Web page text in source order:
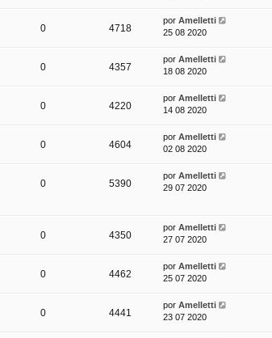
0 4718
por Amelletti
25 08 2020
0 4357
por Amelletti
18 08 2020
0 4220
por Amelletti
14 08 2020
0 4604
por Amelletti
02 08 2020
0 5390
por Amelletti
29 07 2020
0 4350
por Amelletti
27 07 2020
0 4462
por Amelletti
25 07 2020
0 4441
por Amelletti
23 07 2020